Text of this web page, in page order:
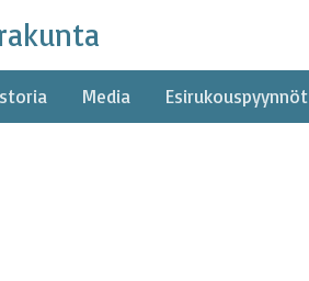
Media Esirukouspyynnöt